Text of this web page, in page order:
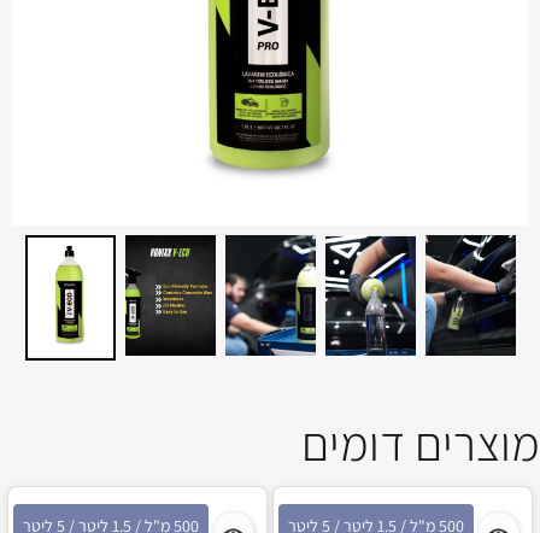
מוצרים דומים
500 מ"ל / 1.5 ליטר / 5 ליטר 500 מ"ל / 1.5 ליטר / 5 ליטר